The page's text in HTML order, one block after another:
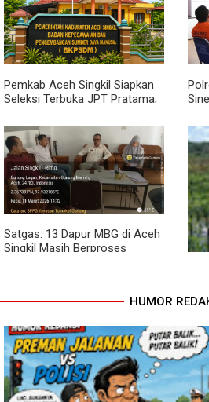
Dari Bibit Jadi Harapan,
Babinsa Dampingi Warga
Kembangkan Semangka
Pemkab Aceh Singkil Siapkan
Seleksi Terbuka JPT Pratama,
Kinerja
Satgas: 13 Dapur MBG di Aceh
Singkil Masih Berproses
HUMOR